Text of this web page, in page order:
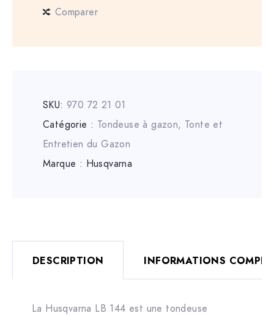
Comparer
SKU: 970 72 21 01
Catégorie : Tondeuse à gazon, Tonte et
Entretien du Gazon
Marque : Husqvarna
DESCRIPTION INFORMATIONS
La Husqvarna LB 144 est une tondeuse